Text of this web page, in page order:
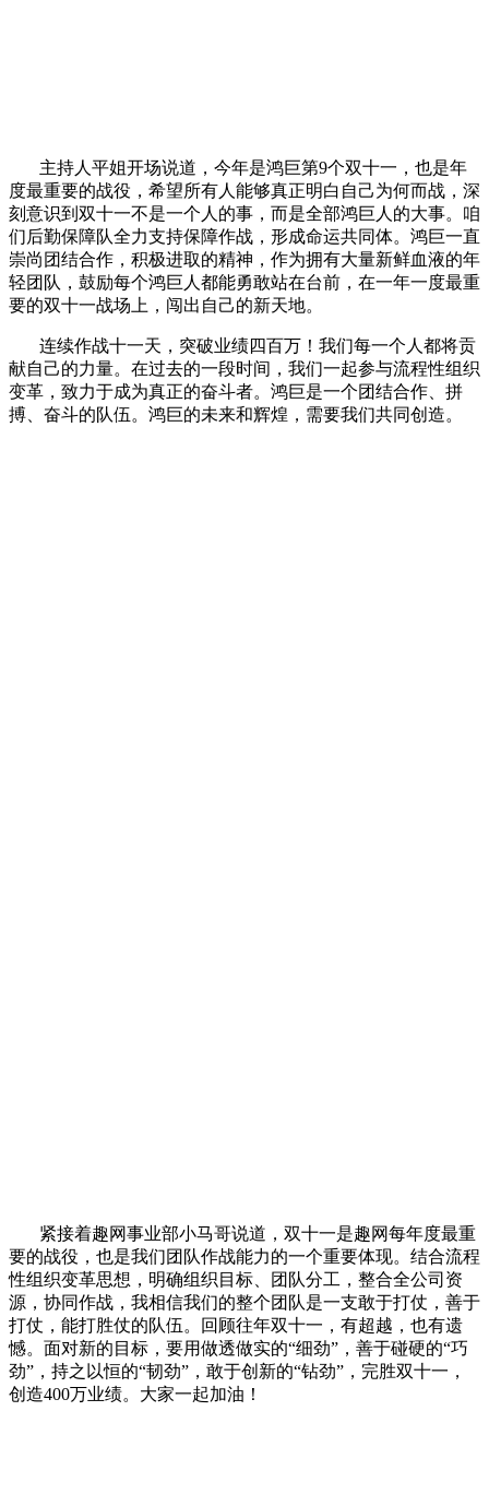
主持人平姐开场说道，今年是鸿巨第9个双十一，也是年
度最重要的战役，希望所有人能够真正明白自己为何而战，深
刻意识到双十一不是一个人的事，而是全部鸿巨人的大事。咱
们后勤保障队全力支持保障作战，形成命运共同体。鸿巨一直
崇尚团结合作，积极进取的精神，作为拥有大量新鲜血液的年
轻团队，鼓励每个鸿巨人都能勇敢站在台前，在一年一度最重
要的双十一战场上，闯出自己的新天地。
连续作战十一天，突破业绩四百万！我们每一个人都将贡
献自己的力量。在过去的一段时间，我们一起参与流程性组织
变革，致力于成为真正的奋斗者。鸿巨是一个团结合作、拼
搏、奋斗的队伍。鸿巨的未来和辉煌，需要我们共同创造。
紧接着趣网事业部小马哥说道，双十一是趣网每年度最重
要的战役，也是我们团队作战能力的一个重要体现。结合流程
性组织变革思想，明确组织目标、团队分工，整合全公司资
源，协同作战，我相信我们的整个团队是一支敢于打仗，善于
打仗，能打胜仗的队伍。回顾往年双十一，有超越，也有遗
憾。面对新的目标，要用做透做实的“细劲”，善于碰硬的“巧
劲”，持之以恒的“韧劲”，敢于创新的“钻劲”，完胜双十一，
创造400万业绩。大家一起加油！